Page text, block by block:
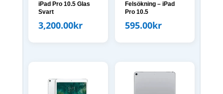
iPad Pro 10.5 Glas
Svart
3,200.00kr
Felsökning – iPad
Pro 10.5
595.00kr